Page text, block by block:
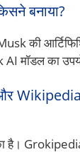
बनाया?
की
मॉडल का
है।